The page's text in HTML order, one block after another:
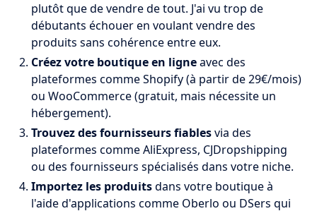
plutôt que de vendre de tout. J'ai vu trop de
débutants échouer en voulant vendre des
produits sans cohérence entre eux.
Créez votre boutique en ligneavec des
plateformes comme Shopify (à partir de 29€/mois)
ou WooCommerce (gratuit, mais nécessite un
hébergement).
Trouvez des fournisseurs fiablesvia des
plateformes comme AliExpress, CJDropshipping
ou des fournisseurs spécialisés dans votre niche.
Importez les produitsdans votre boutique à
l'aide d'applications comme Oberlo ou DSers qui